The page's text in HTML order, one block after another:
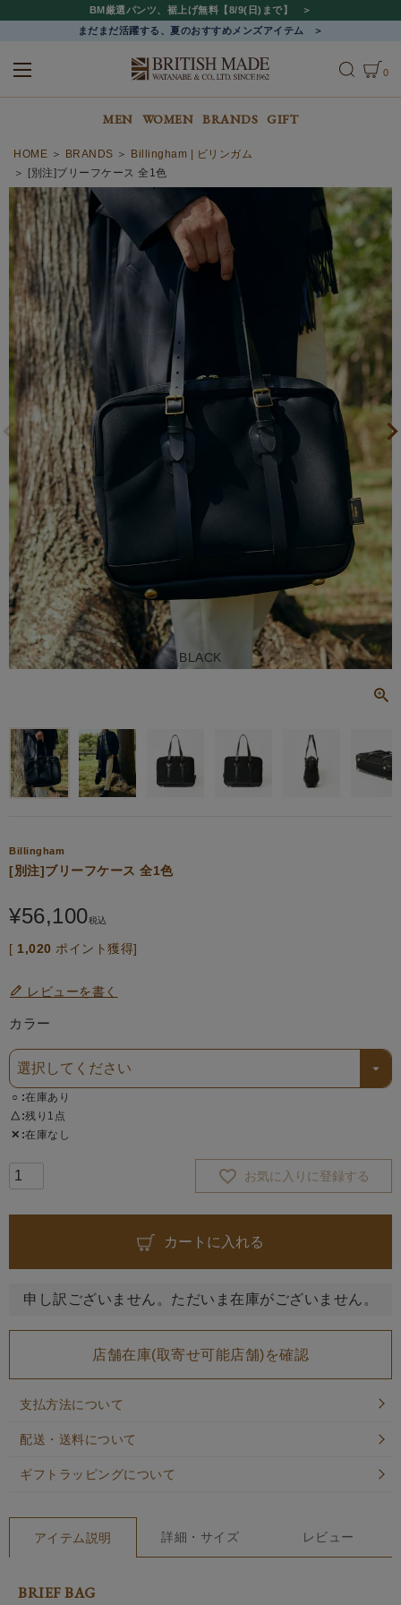
BM厳選パンツ、裾上げ無料【8/9(日)まで】
まだまだ活躍する、夏のおすすめメンズアイテム
0
MEN WOMEN BRANDS GIFT
HOME BRANDS
Billingham | ビリンガム
[別注]ブリーフケース 全1色
BLACK
Billingham
[別注]ブリーフケース 全1色
¥56,100税込
[ 1,020 ポイント獲得]
レビューを書く
カラー
○ 在庫あり
△ 残り1点
✕ 在庫なし
お気に入りに登録する
カートに入れる
申し訳ございません。ただいま在庫がございません。
店舗在庫(取寄せ可能店舗)を確認
支払方法について
配送・送料について
ギフトラッピングについて
アイテム説明 詳細・サイズ レビュー
BRIEF BAG